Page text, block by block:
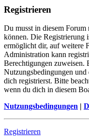
Registrieren
Du musst in diesem Forum
können. Die Registrierung
ermöglicht dir, auf weitere
Administration kann
Berechtigungen zuweisen.
Nutzungsbedingungen
dich registrierst. Bitte
wenn du dich in diesem
Nutzungsbedingungen |
Registrieren